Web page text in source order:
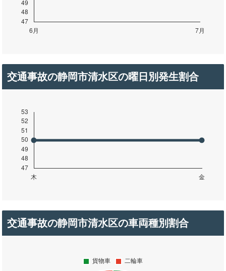
交通事故の静岡市清水区の曜日別発生割合
交通事故の静岡市清水区の車両種別割合